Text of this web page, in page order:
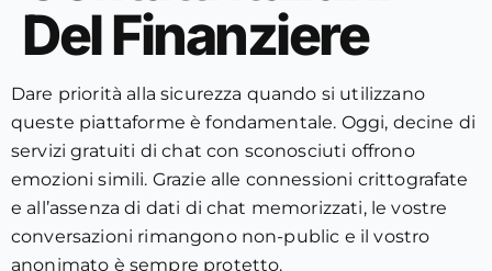
Del Finanziere
Dare priorità alla sicurezza quando si utilizzano
queste piattaforme è fondamentale. Oggi, decine di
servizi gratuiti di chat con sconosciuti offrono
emozioni simili. Grazie alle connessioni crittografate
e all’assenza di dati di chat memorizzati, le vostre
conversazioni rimangono non-public e il vostro
anonimato è sempre protetto.